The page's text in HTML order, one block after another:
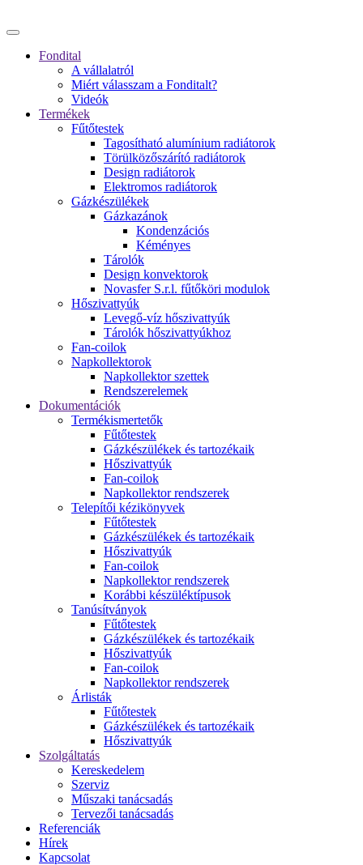
Fondital
A vállalatról
Miért válasszam a Fonditalt?
Videók
Termékek
Fűtőtestek
Tagosítható alumínium radiátorok
Törülközőszárító radiátorok
Design radiátorok
Elektromos radiátorok
Gázkészülékek
Gázkazánok
Kondenzációs
Kéményes
Tárolók
Design konvektorok
Novasfer S.r.l. fűtőköri modulok
Hőszivattyúk
Levegő-víz hőszivattyúk
Tárolók hőszivattyúkhoz
Fan-coilok
Napkollektorok
Napkollektor szettek
Rendszerelemek
Dokumentációk
Termékismertetők
Fűtőtestek
Gázkészülékek és tartozékaik
Hőszivattyúk
Fan-coilok
Napkollektor rendszerek
Telepítői kézikönyvek
Fűtőtestek
Gázkészülékek és tartozékaik
Hőszivattyúk
Fan-coilok
Napkollektor rendszerek
Korábbi készüléktípusok
Tanúsítványok
Fűtőtestek
Gázkészülékek és tartozékaik
Hőszivattyúk
Fan-coilok
Napkollektor rendszerek
Árlisták
Fűtőtestek
Gázkészülékek és tartozékaik
Hőszivattyúk
Szolgáltatás
Kereskedelem
Szerviz
Műszaki tanácsadás
Tervezői tanácsadás
Referenciák
Hírek
Kapcsolat